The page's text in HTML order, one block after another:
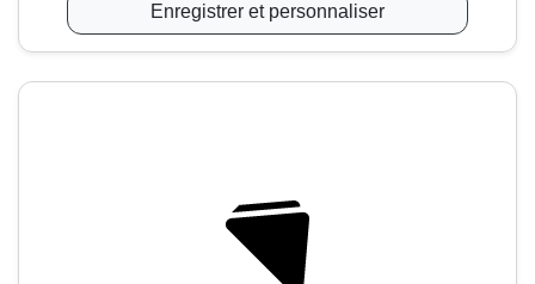
Enregistrer et personnaliser